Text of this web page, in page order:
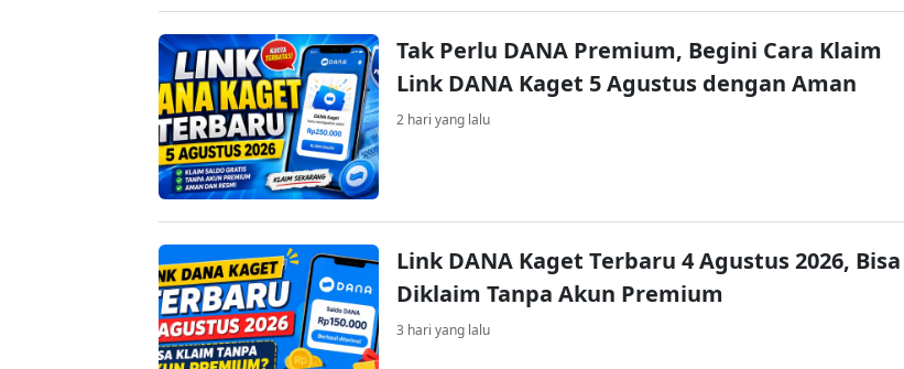
Tak Perlu DANA Premium, Begini Cara Klaim
Link DANA Kaget 5 Agustus dengan Aman
2 hari yang lalu
Link DANA Kaget Terbaru 4 Agustus 2026, Bisa
Diklaim Tanpa Akun Premium
3 hari yang lalu